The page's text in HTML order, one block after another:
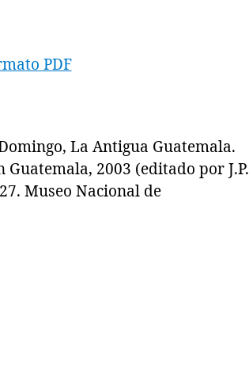
PDF
La Antigua Guatemala.
2003 (editado por J.P.
Museo Nacional de